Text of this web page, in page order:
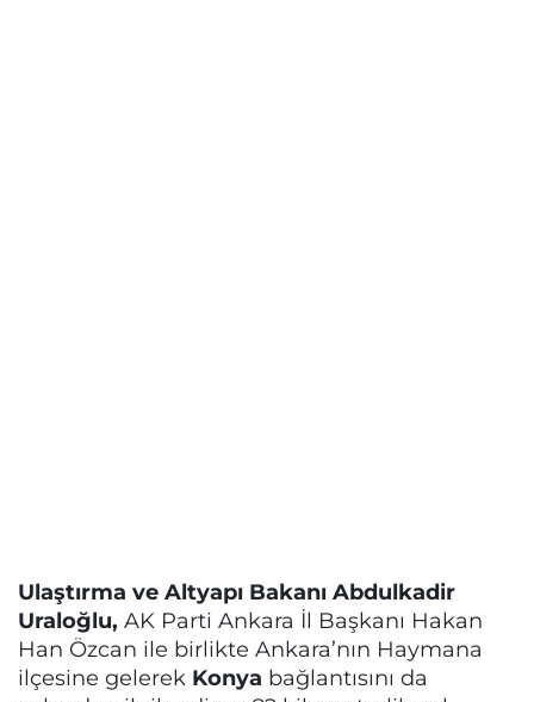
Ulaştırma ve Altyapı Bakanı Abdulkadir
Uraloğlu, AK Parti Ankara İl Başkanı Hakan
Han Özcan ile birlikte Ankara’nın Haymana
ilçesine gelerek Konya bağlantısını da